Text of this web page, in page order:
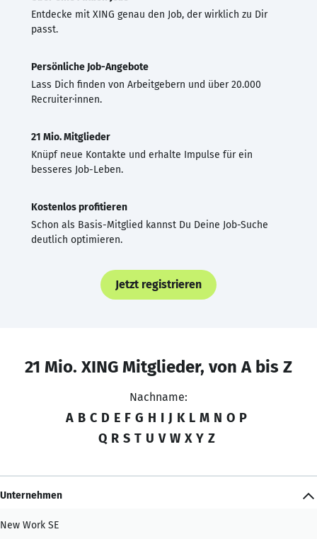
Entdecke mit XING genau den Job, der wirklich zu Dir
passt.
Persönliche Job-Angebote
Lass Dich finden von Arbeitgebern und über 20.000
Recruiter·innen.
21 Mio. Mitglieder
Knüpf neue Kontakte und erhalte Impulse für ein
besseres Job-Leben.
Kostenlos profitieren
Schon als Basis-Mitglied kannst Du Deine Job-Suche
deutlich optimieren.
Jetzt registrieren
21 Mio. XING Mitglieder, von A bis Z
Nachname:
A B C D E F G H I J K L M N O P
Q R S T U V W X Y Z
Unternehmen
New Work SE